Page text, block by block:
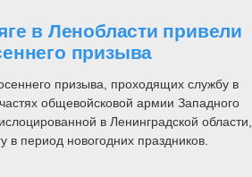
в Ленобласти привели
призыва
призыва, проходящих службу в
общевойсковой армии Западного
в Ленинградской области,
в период новогодних праздников.